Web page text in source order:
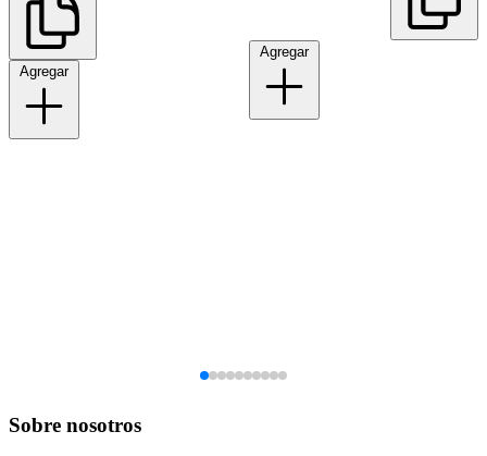
Agregar
Agregar
Sobre nosotros